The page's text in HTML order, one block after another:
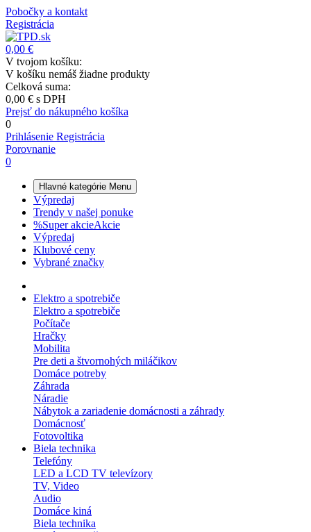
Pobočky a kontakt
Registrácia
0,00 €
V tvojom košíku:
V košíku nemáš žiadne produkty
Celková suma:
0,00 € s DPH
Prejsť do nákupného košíka
0
Prihlásenie Registrácia
Porovnanie
0
Hlavné kategórie Menu
Výpredaj
Trendy v našej ponuke
%Super akcieAkcie
Výpredaj
Klubové ceny
Vybrané značky
Elektro a spotrebiče
Elektro a spotrebiče
Počítače
Hračky
Mobilita
Pre deti a štvornohých miláčikov
Domáce potreby
Záhrada
Náradie
Nábytok a zariadenie domácnosti a záhrady
Domácnosť
Fotovoltika
Biela technika
Telefóny
LED a LCD TV televízory
TV, Video
Audio
Domáce kiná
Biela technika